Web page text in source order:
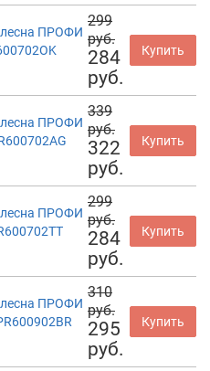
ПРОФИ
299
руб.
284
руб.
Купить
ПРОФИ
339
руб.
322
руб.
Купить
ПРОФИ
299
руб.
284
руб.
Купить
ПРОФИ
310
руб.
295
руб.
Купить